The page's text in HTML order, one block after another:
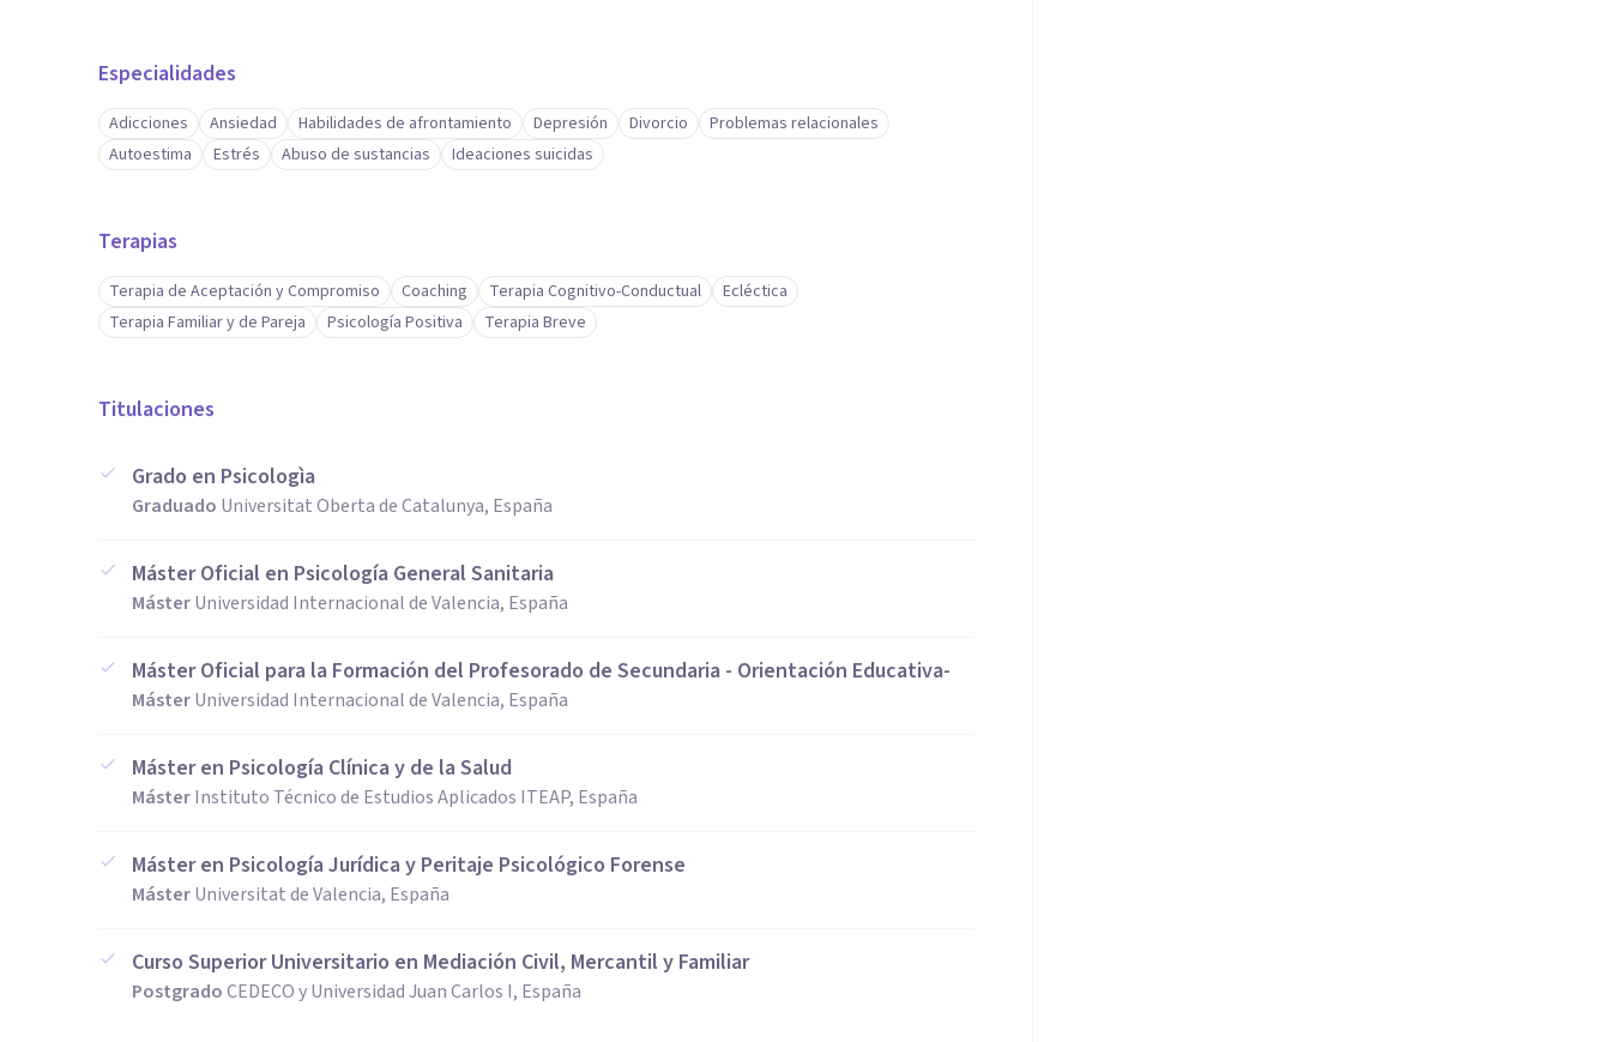
Especialidades
Adicciones Ansiedad Habilidades de afrontamiento Depresión Divorcio
Problemas relacionales
Autoestima
Estrés Abuso de sustancias Ideaciones suicidas
Terapias
Terapia de Aceptación y Compromiso Coaching Terapia Cognitivo-Conductual
Ecléctica
Terapia Familiar y de Pareja
Psicología Positiva Terapia Breve
Titulaciones
Grado en Psicologìa
Graduado Universitat Oberta de Catalunya, España
Máster Oficial en Psicología General Sanitaria
MásterUniversidad Internacional de Valencia, España
Máster Oficial para la Formación del Profesorado de Secundaria - Orientación Educativa-
MásterUniversidad Internacional de Valencia, España
Máster en Psicología Clínica y de la Salud
MásterInstituto Técnico de Estudios Aplicados ITEAP, España
Máster en Psicología Jurídica y Peritaje Psicológico Forense
MásterUniversitat de Valencia, España
Curso Superior Universitario en Mediación Civil, Mercantil y Familiar
PostgradoCEDECO y Universidad Juan Carlos I, España